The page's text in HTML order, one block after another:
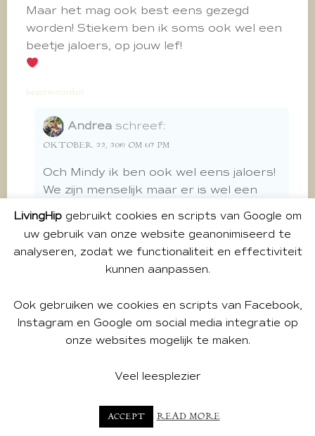
Maar het mag ook best eens gezegd
worden! Stiekem ben ik soms ook wel een
beetje jaloers, op jouw lef!
beantwoorden
Andrea schreef:
OKTOBER 22, 2019 OM 1:17 PM
Och Mindy ik ben ook wel eens jaloers!
We zijn menselijk maar er is wel een
voelen of afgunstig zijn en nare steken
zetten. En ik ben ook vaak een trut
hoor, niet mooi of oprecht maar
gewoon een mens met nukken
beantwoorden
schreef:
Ik vind het weer een mooi open stuk Dré,
LivingHipgebruikt cookies en scripts van Google om
uw gebruik van onze website geanonimiseerd te
analyseren, zodat we functionaliteit en effectiviteit
kunnen aanpassen.
Ook gebruiken we cookies en scripts van Facebook,
Instagram en Google om social media integratie op
onze websites mogelijk te maken.
Veel leesplezier
ACCEPT READ MORE